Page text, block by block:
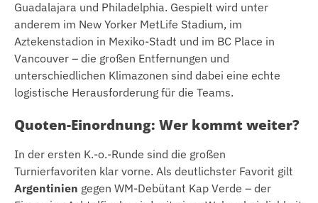
Guadalajara und Philadelphia. Gespielt wird unter
anderem im New Yorker MetLife Stadium, im
Aztekenstadion in Mexiko-Stadt und im BC Place in
Vancouver – die großen Entfernungen und
unterschiedlichen Klimazonen sind dabei eine echte
logistische Herausforderung für die Teams.
Quoten-Einordnung: Wer kommt weiter?
In der ersten K.-o.-Runde sind die großen
Turnierfavoriten klar vorne. Als deutlichster Favorit gilt
Argentinien gegen WM-Debütant Kap Verde – der